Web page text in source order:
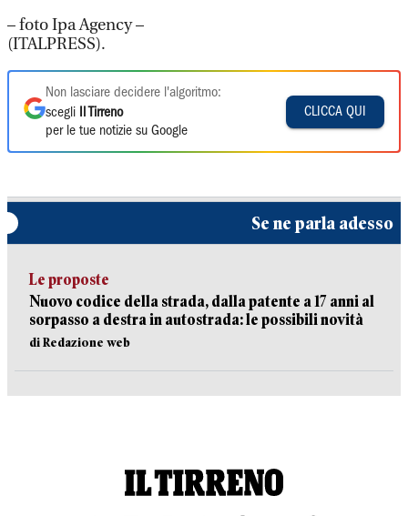
– foto Ipa Agency –
(ITALPRESS).
Non lasciare decidere l'algoritmo:
scegli
Il Tirreno
per le tue notizie su Google
CLICCA QUI
Se ne parla adesso
Le proposte
Nuovo codice della strada, dalla patente a 17 anni al
sorpasso a destra in autostrada: le possibili novità
di Redazione web